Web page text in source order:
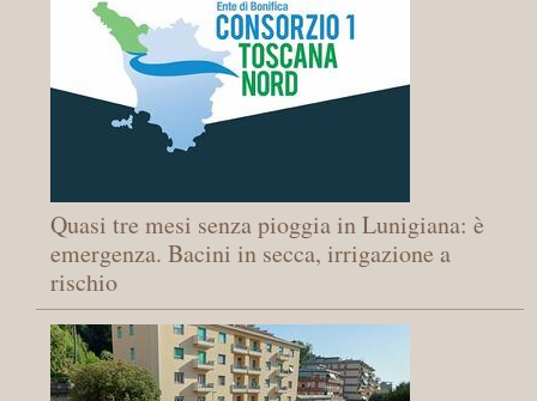
Quasi tre mesi senza pioggia in Lunigiana: è
emergenza. Bacini in secca, irrigazione a
rischio